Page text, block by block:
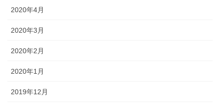
2020年4月
2020年3月
2020年2月
2020年1月
2019年12月